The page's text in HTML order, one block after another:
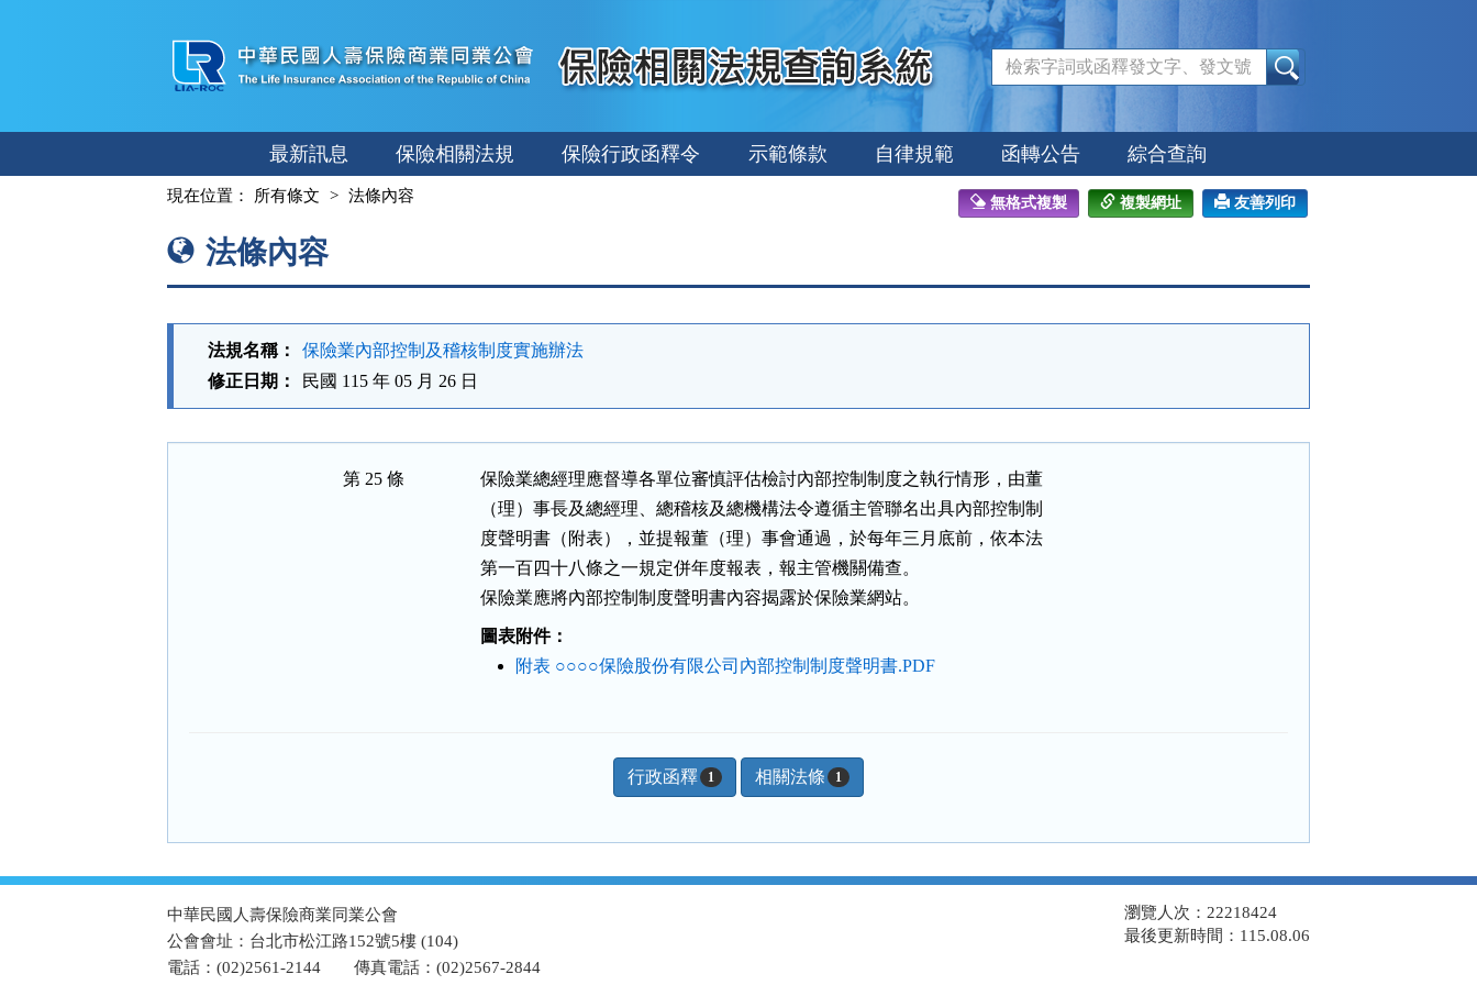
容
最新訊息 保險相關法規 保險行政函釋令 示範條款 自律規範 函轉公告 綜合查詢
現在位置： 所有條文 法條內容 無格式複製 複製網址 友善列印
法條內容
法規名稱：
保險業內部控制及稽核制度實施辦法
修正日期：
民國 115 年 05 月 26 日
第 25 條
保險業總經理應督導各單位審慎評估檢討內部控制制度之執行情形，由董
（理）事長及總經理、總稽核及總機構法令遵循主管聯名出具內部控制制
度聲明書（附表），並提報董（理）事會通過，於每年三月底前，依本法
第一百四十八條之一規定併年度報表，報主管機關備查。
保險業應將內部控制制度聲明書內容揭露於保險業網站。
圖表附件：
附表 ○○○○保險股份有限公司內部控制制度聲明書.PDF
行政函釋 1 相關法條 1
中華民國人壽保險商業同業公會
公會會址：台北市松江路152號5樓 (104)
電話：(02)2561-2144
傳真電話：(02)2567-2844
瀏覽人次：22218424
最後更新時間：115.08.06